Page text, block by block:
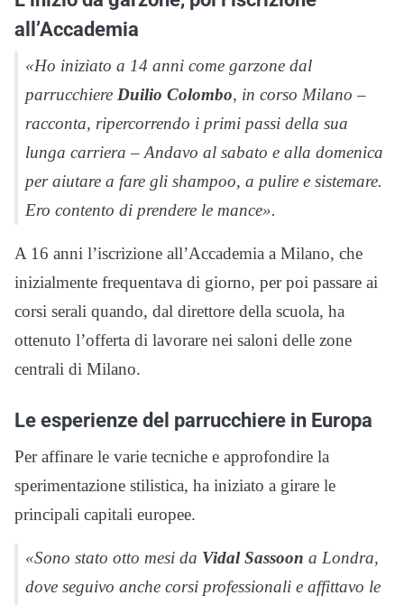
all’Accademia
«Ho iniziato a 14 anni come garzone dal
parrucchiere Duilio Colombo, in corso Milano –
racconta, ripercorrendo i primi passi della sua
lunga carriera – Andavo al sabato e alla domenica
per aiutare a fare gli shampoo, a pulire e sistemare.
Ero contento di prendere le mance».
A 16 anni l’iscrizione all’Accademia a Milano, che
inizialmente frequentava di giorno, per poi passare ai
corsi serali quando, dal direttore della scuola, ha
ottenuto l’offerta di lavorare nei saloni delle zone
centrali di Milano.
Le esperienze del parrucchiere in Europa
Per affinare le varie tecniche e approfondire la
sperimentazione stilistica, ha iniziato a girare le
principali capitali europee.
«Sono stato otto mesi da Vidal Sassoon a Londra,
dove seguivo anche corsi professionali e affittavo le